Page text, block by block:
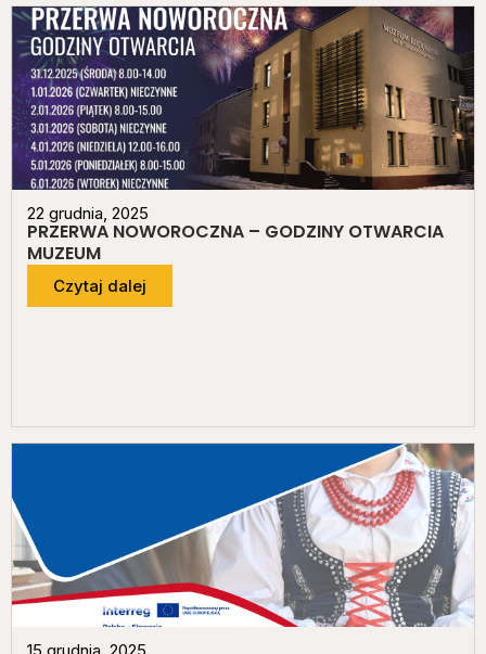
22 grudnia, 2025
PRZERWA NOWOROCZNA – GODZINY OTWARCIA
MUZEUM
Czytaj dalej